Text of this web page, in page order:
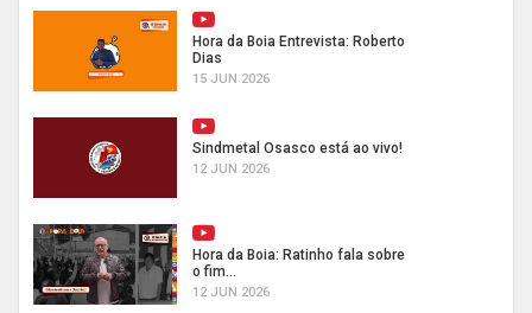
Hora da Boia Entrevista: Roberto
Dias
15 JUN 2026
Sindmetal Osasco está ao vivo!
12 JUN 2026
Hora da Boia: Ratinho fala sobre
o fim...
12 JUN 2026